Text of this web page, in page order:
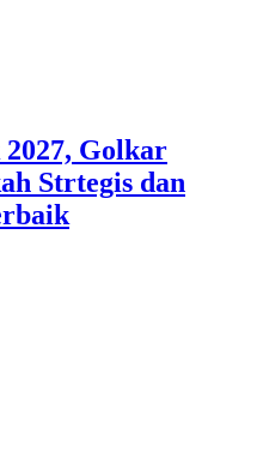
Golkar
Strtegis dan